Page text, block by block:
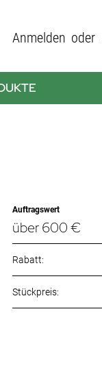
Direkt
Inhalt
Anmelden
Auftragswert
über 600 €
Rabatt: